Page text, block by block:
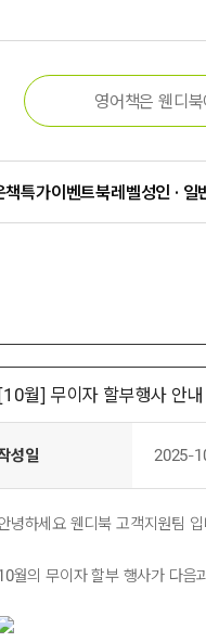
책특가이벤트북레벨성인 · 일
[10월] 무이자 할부행사 안내
성일 2025-
녕하세요 웬디북 고객지원팀
월의 무이자 할부 행사가 다음